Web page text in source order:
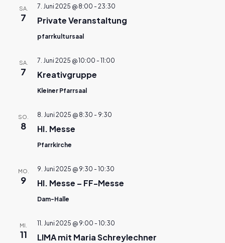
SA.
7 Private Veranstaltung
7. Juni 2025 @ 8:00 - 23:30
pfarrkultursaal
SA.
7 Kreativgruppe
7. Juni 2025 @ 10:00 - 11:00
Kleiner Pfarrsaal
SO.
8 Hl. Messe
8. Juni 2025 @ 8:30 - 9:30
Pfarrkirche
MO.
9 Hl. Messe – FF-Messe
9. Juni 2025 @ 9:30 - 10:30
Dam-Halle
MI.
11 LIMA mit Maria Schreylechner
11. Juni 2025 @ 9:00 - 10:30